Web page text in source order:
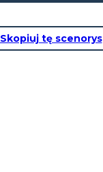
Skopiuj tę scenorys